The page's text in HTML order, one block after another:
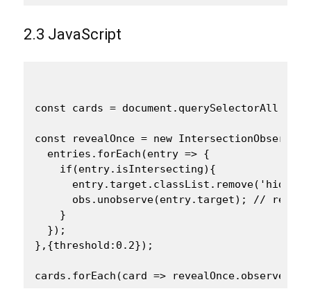
2.3 JavaScript
const cards =
const revealOnce = new
  entries.forEach(entry => {
    if(entry.isIntersecting){
obs.unobserve(entry.target); //
    }
  });
},{threshold:0.2});
cards.forEach(card =>